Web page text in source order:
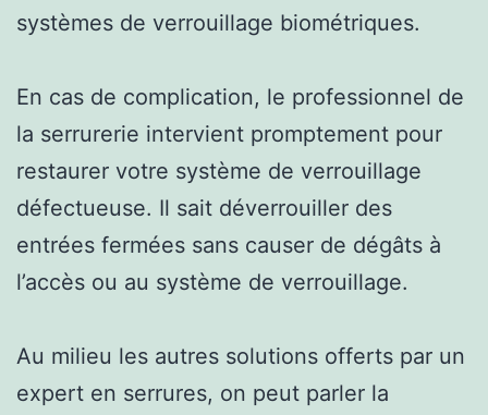
systèmes de verrouillage biométriques.
En cas de complication, le professionnel de
la serrurerie intervient promptement pour
restaurer votre système de verrouillage
défectueuse. Il sait déverrouiller des
entrées fermées sans causer de dégâts à
l’accès ou au système de verrouillage.
Au milieu les autres solutions offerts par un
expert en serrures, on peut parler la